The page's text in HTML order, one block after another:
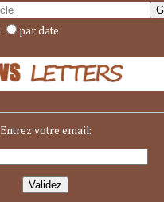
par date
Entrez votre email: